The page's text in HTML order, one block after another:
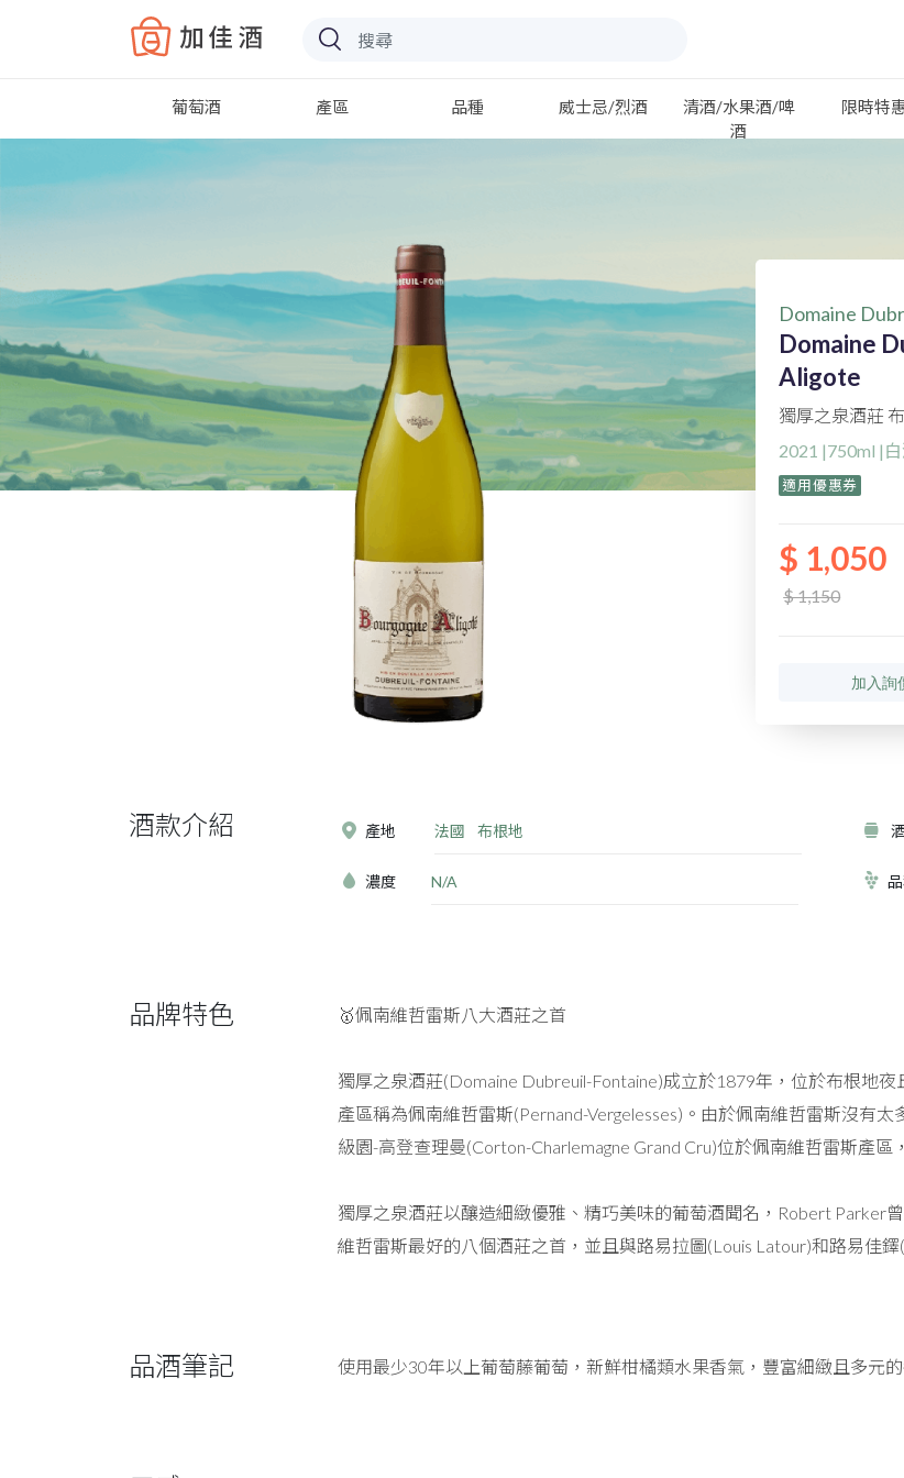
Baccus
葡萄酒 產區 品種 威士忌/烈酒
清酒/水果酒/啤
酒
限時特
Domaine
Domaine
Aligote
獨厚之泉酒莊
2021 |750ml |
適用優惠券
$ 1,050
$ 1,150
加入詢
酒款介紹 產地 法國 布根地
濃度 N/A
品牌特色 🥇佩南維哲雷斯八大酒莊之首
獨厚之泉酒莊(Domaine Dubreuil-Fontaine)成立於1879年，位於布根地
產區稱為佩南維哲雷斯(Pernand-Vergelesses)。由於佩南維哲雷斯沒有
級園-高登查理曼(Corton-Charlemagne Grand Cru)位於佩南維哲雷斯產區
獨厚之泉酒莊以釀造細緻優雅、精巧美味的葡萄酒聞名，Robert Parker
維哲雷斯最好的八個酒莊之首，並且與路易拉圖(Louis Latour)和路易佳鐸
品酒筆記 使用最少30年以上葡萄藤葡萄，新鮮柑橘類水果香氣，豐富細緻且多元